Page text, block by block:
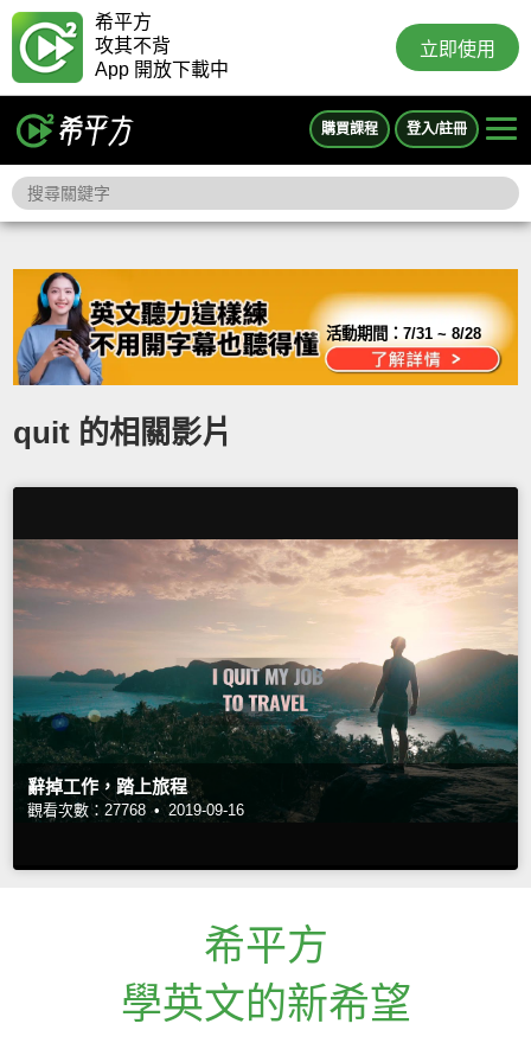
希平方
攻其不背
App 開放下載中
立即使用
購買課程 登入/註冊
活動期間：7/31 ~ 8/28
quit 的相關影片
辭掉工作，踏上旅程
觀看次數：27768 • 2019-09-16
希平方
學英文的新希望